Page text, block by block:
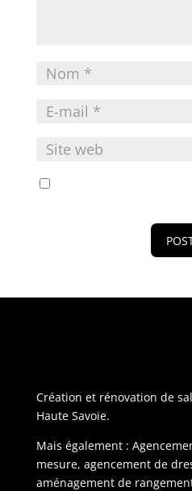
Création et rénovation de
Haute Savoie.
Mais également :
mesure, agencement de
aménagement de